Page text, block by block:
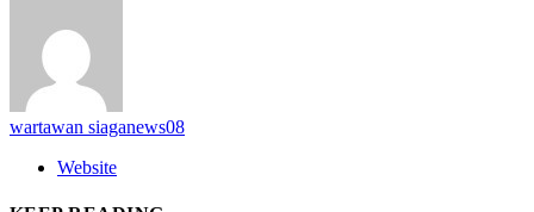
wartawan siaganews08
Website